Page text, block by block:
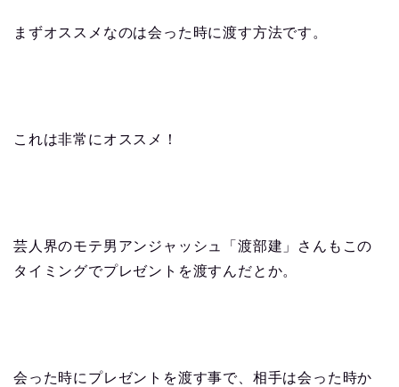
まずオススメなのは会った時に渡す方法です。
これは非常にオススメ！
芸人界のモテ男アンジャッシュ「渡部建」さんもこの
タイミングでプレゼントを渡すんだとか。
会った時にプレゼントを渡す事で、相手は会った時か